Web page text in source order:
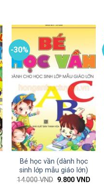
-30%
Bé học vần (dành học
sinh lớp mẫu giáo lớn)
14.000VND Giá
9.800VND